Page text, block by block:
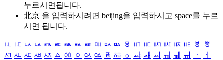
누르시면됩니다.
北京 을 입력하시려면 beijing을 입력하시고 space를 누르
시면 됩니다.
ㅥ ㅦ ㅧ ㅨ ㅩ ㅪ ㅫ ㅬ ㅭ ㅮ ㅯ ㅰ ㅱ ㅲ ㅳ ㅴ ㅵ ㅶ ㅷ ㅸ
ㅹ
ㅺ ㅻ ㅼ ㅽ ㅾ ㅿ ㆀ ㆁ ㆂ ㆃ ㆄ ㆅ ㆆ ㆇ ㆈ ㆉ ㆊ ㆋ ㆌ ㆍ
ㆎ